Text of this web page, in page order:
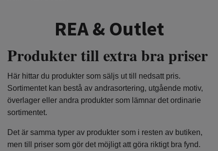
REA & Outlet
Produkter till extra bra priser
Här hittar du produkter som säljs ut till nedsatt pris.
Sortimentet kan bestå av andrasortering, utgående motiv,
överlager eller andra produkter som lämnar det ordinarie
sortimentet.
Det är samma typer av produkter som i resten av butiken,
men till priser som gör det möjligt att göra riktigt bra fynd.